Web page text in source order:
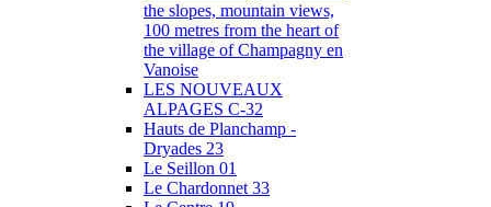
the slopes, mountain views,
100 metres from the heart of
the village of Champagny en
Vanoise
LES NOUVEAUX
ALPAGES C-32
Hauts de Planchamp -
Dryades 23
Le Seillon 01
Le Chardonnet 33